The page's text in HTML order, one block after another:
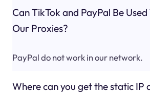
Can TikTok and PayPal Be
Our Proxies?
PayPal do not work in our network.
Where can you get the static IP